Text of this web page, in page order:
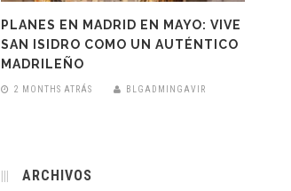
PLANES EN MADRID EN MAYO: VIVE
SAN ISIDRO COMO UN AUTÉNTICO
MADRILEÑO
2 MONTHS ATRÁS BLGADMINGAVIR
ARCHIVOS